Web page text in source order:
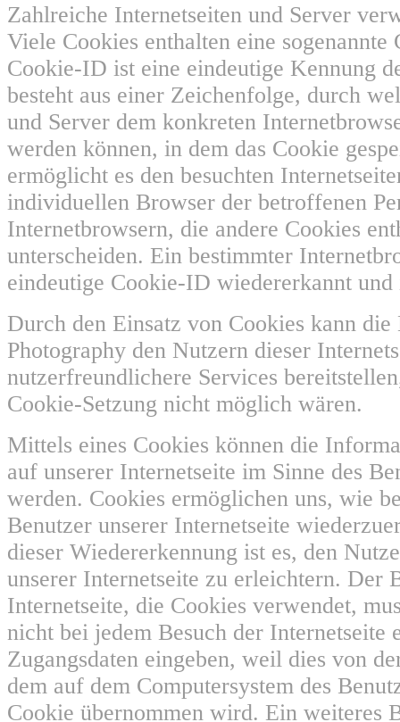
Zahlreiche Internetseiten und Server
Viele Cookies enthalten eine
Cookie-ID ist eine eindeutige Kennung
besteht aus einer Zeichenfolge, durch
und Server dem konkreten
werden können, in dem das Cookie
ermöglicht es den besuchten
individuellen Browser der betroffenen
Internetbrowsern, die andere Cookies
unterscheiden. Ein bestimmter
eindeutige Cookie-ID wiedererkannt
Durch den Einsatz von Cookies kann
Photography den Nutzern dieser
nutzerfreundlichere Services
Cookie-Setzung nicht möglich wären.
Mittels eines Cookies können die
auf unserer Internetseite im Sinne des
werden. Cookies ermöglichen uns, wie
Benutzer unserer Internetseite
dieser Wiedererkennung ist es, den
unserer Internetseite zu erleichtern. Der
Internetseite, die Cookies verwendet,
nicht bei jedem Besuch der Internetseite
Zugangsdaten eingeben, weil dies von
dem auf dem Computersystem des
Cookie übernommen wird. Ein weiteres